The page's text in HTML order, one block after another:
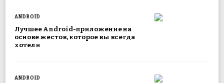
ANDROID
Лучшее Android-приложение на
основе жестов, которое вы всегда
хотели
ANDROID